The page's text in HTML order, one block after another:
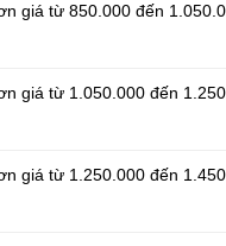
giá từ 850.000 đến
giá từ 1.050.000 đến
giá từ 1.250.000 đến